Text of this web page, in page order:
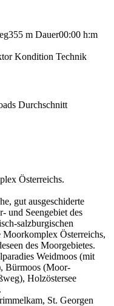
355 m Dauer00:00 h:m
Kondition Technik
Durchschnitt
Österreichs.
gut ausgeschiderte
und Seengebiet des
salzburgischen
Österreichs,
des Moorgebietes.
Weidmoos (mit
Bürmoos (Moor-
Holzöstersee
St. Georgen